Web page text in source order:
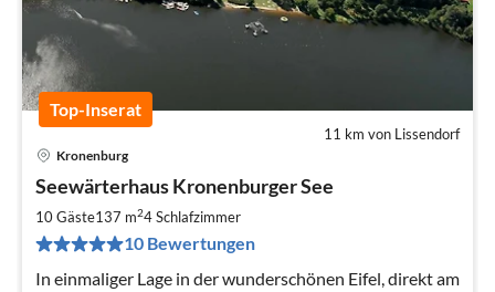
Top-Inserat
11 km von Lissendorf
Kronenburg
Seewärterhaus Kronenburger See
10 Gäste137 m24Schlafzimmer
10 Bewertungen
In einmaliger Lage in der wunderschönen Eifel, direkt am